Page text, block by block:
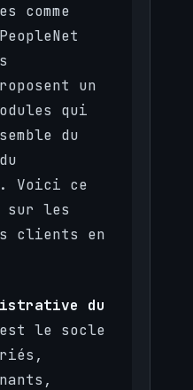
comme
un
qui
du
Voici ce
sur les
clients en
du
le socle